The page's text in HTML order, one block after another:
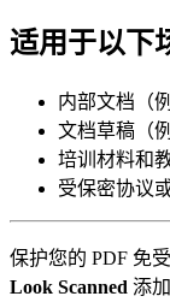
适用于以下
内部文档（
文档草稿（
培训材料和
受保密协议
保护您的 PDF 免
Look Scanned 添